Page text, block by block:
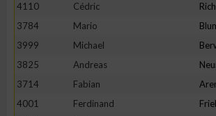
4110
Cédric
3784
Mario
3999
Michael
3825
Andreas
3714
Fabian
4001
Ferdinand